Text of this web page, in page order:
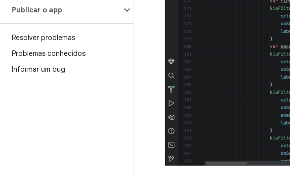
Publicar o app
Resolver problemas
Problemas conhecidos
Informar um bug